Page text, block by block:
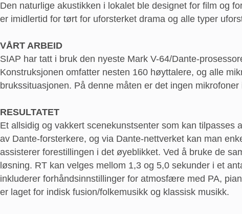
Den naturlige akustikken i lokalet ble designet for film og
er imidlertid for tørt for uforsterket drama og alle typer
VÅRT ARBEID
SIAP har tatt i bruk den nyeste Mark V-64/Dante-
Konstruksjonen omfatter nesten 160 høyttalere, og alle
brukssituasjonen. På denne måten er det ingen
RESULTATET
Et allsidig og vakkert scenekunstsenter som kan
av Dante-forsterkere, og via Dante-nettverket kan man
assisterer forestillingen i det øyeblikket. Ved å bruke de
løsning. RT kan velges mellom 1,3 og 5,0 sekunder i et
inkluderer forhåndsinnstillinger for atmosfære med PA,
er laget for indisk fusion/folkemusikk og klassisk musikk.